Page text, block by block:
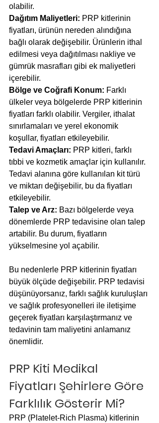
olabilir.
Dağıtım Maliyetleri: PRP kitlerinin
fiyatları, ürünün nereden alındığına
bağlı olarak değişebilir. Ürünlerin ithal
edilmesi veya dağıtılması nakliye ve
gümrük masrafları gibi ek maliyetleri
içerebilir.
Bölge ve Coğrafi Konum: Farklı
ülkeler veya bölgelerde PRP kitlerinin
fiyatları farklı olabilir. Vergiler, ithalat
sınırlamaları ve yerel ekonomik
koşullar, fiyatları etkileyebilir.
Tedavi Amaçları: PRP kitleri, farklı
tıbbi ve kozmetik amaçlar için kullanılır.
Tedavi alanına göre kullanılan kit türü
ve miktarı değişebilir, bu da fiyatları
etkileyebilir.
Talep ve Arz: Bazı bölgelerde veya
dönemlerde PRP tedavisine olan talep
artabilir. Bu durum, fiyatların
yükselmesine yol açabilir.
Bu nedenlerle PRP kitlerinin fiyatları
büyük ölçüde değişebilir. PRP tedavisi
düşünüyorsanız, farklı sağlık kuruluşları
ve sağlık profesyonelleri ile iletişime
geçerek fiyatları karşılaştırmanız ve
tedavinin tam maliyetini anlamanız
önemlidir.
PRP Kiti Medikal
Fiyatları Şehirlere Göre
Farklılık Gösterir Mi?
PRP (Platelet-Rich Plasma) kitlerinin